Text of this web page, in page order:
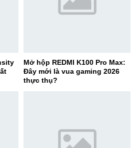
Mở hộp REDMI K100 Pro Max:
Đây mới là vua gaming 2026
thực thụ?